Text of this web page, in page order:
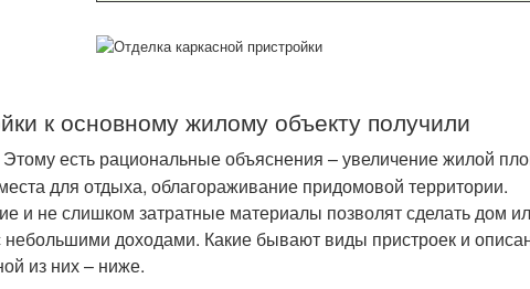
к основному жилому объекту получили
Этому есть рациональные объяснения – увеличение жилой
для отдыха, облагораживание придомовой территории.
и не слишком затратные материалы позволят сделать дом
доходами. Какие бывают виды пристроек и
из них – ниже.